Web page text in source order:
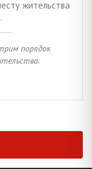
жительства
порядок